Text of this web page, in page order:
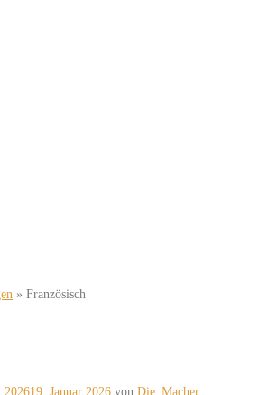
» Französisch
202619. Januar 2026 von Die_Macher.